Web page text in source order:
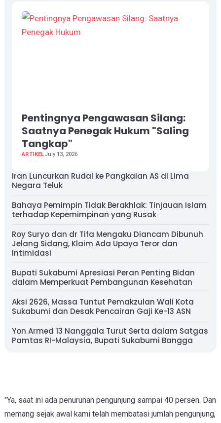
Pentingnya Pengawasan Silang:
Saatnya Penegak Hukum "Saling
Tangkap"
ARTIKELJuly 13, 2026
Iran Luncurkan Rudal ke Pangkalan AS di Lima
Negara Teluk
Bahaya Pemimpin Tidak Berakhlak: Tinjauan Islam
terhadap Kepemimpinan yang Rusak
Roy Suryo dan dr Tifa Mengaku Diancam Dibunuh
Jelang Sidang, Klaim Ada Upaya Teror dan
Intimidasi
Bupati Sukabumi Apresiasi Peran Penting Bidan
dalam Memperkuat Pembangunan Kesehatan
Aksi 2626, Massa Tuntut Pemakzulan Wali Kota
Sukabumi dan Desak Pencairan Gaji Ke-13 ASN
Yon Armed 13 Nanggala Turut Serta dalam Satgas
Pamtas RI-Malaysia, Bupati Sukabumi Bangga
"Ya, saat ini ada penurunan pengunjung sampai 40 persen. Dan
memang sejak awal kami telah membatasi jumlah pengunjung,